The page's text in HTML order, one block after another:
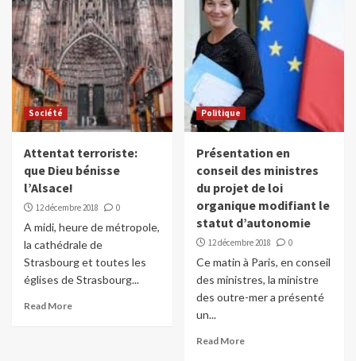
Société
Attentat terroriste:
que Dieu bénisse
l’Alsace!
12 décembre 2018 0
A midi, heure de métropole,
la cathédrale de
Strasbourg et toutes les
églises de Strasbourg...
Read More
Politique
Présentation en
conseil des ministres
du projet de loi
organique modifiant le
statut d’autonomie
12 décembre 2018 0
Ce matin à Paris, en conseil
des ministres, la ministre
des outre-mer a présenté
un...
Read More